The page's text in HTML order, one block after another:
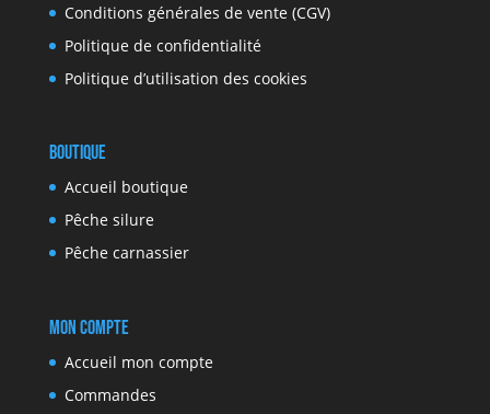
Conditions générales de vente (CGV)
Politique de confidentialité
Politique d’utilisation des cookies
Boutique
Accueil boutique
Pêche silure
Pêche carnassier
Mon compte
Accueil mon compte
Commandes